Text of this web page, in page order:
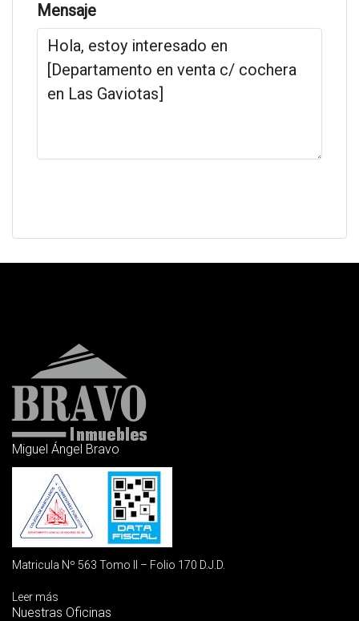
Mensaje
Miguel Ángel Bravo
Matricula Nº 563 Tomo II – Folio 170 D.J.D.
Leer más
Nuestras Oficinas